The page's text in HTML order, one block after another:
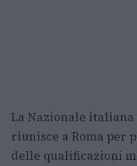
La Nazionale
riunisce a Roma per
delle qualificazioni